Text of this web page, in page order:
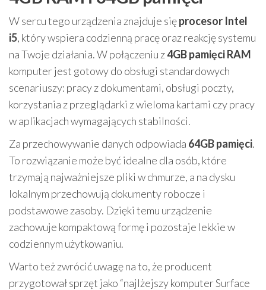
W sercu tego urządzenia znajduje sięprocesor Intel
i5, który wspiera codzienną pracę oraz reakcję systemu
na Twoje działania. W połączeniu z4GB pamięci RAM
komputer jest gotowy do obsługi standardowych
scenariuszy: pracy z dokumentami, obsługi poczty,
korzystania z przeglądarki z wieloma kartami czy pracy
w aplikacjach wymagających stabilności.
Za przechowywanie danych odpowiada 64GB pamięci.
To rozwiązanie może być idealne dla osób, które
trzymają najważniejsze pliki w chmurze, a na dysku
lokalnym przechowują dokumenty robocze i
podstawowe zasoby. Dzięki temu urządzenie
zachowuje kompaktową formę i pozostaje lekkie w
codziennym użytkowaniu.
Warto też zwrócić uwagę na to, że producent
przygotował sprzęt jako “najlżejszy komputer Surface